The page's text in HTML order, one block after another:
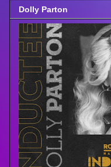
Dolly Parton